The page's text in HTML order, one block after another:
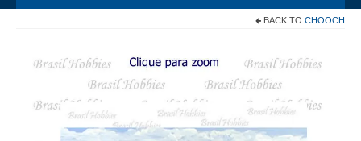
Meu Carrinho
Minha conta
Contato
BACK TO CHOOCH